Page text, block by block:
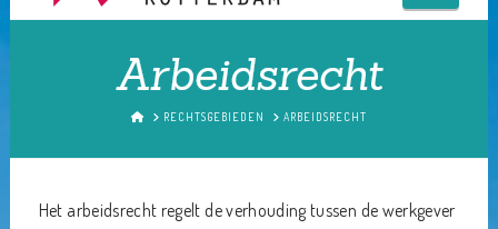
Arbeidsrecht
HOMERECHTSGEBIEDEN ARBEIDSRECHT
Het arbeidsrecht regelt de verhouding tussen de werkgever